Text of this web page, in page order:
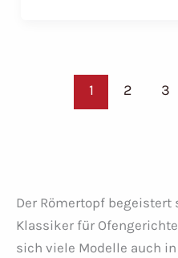
aus
dem
Römertopf
1 2 3
Der Römertopf begeistert
Klassiker für
sich viele Modelle auch